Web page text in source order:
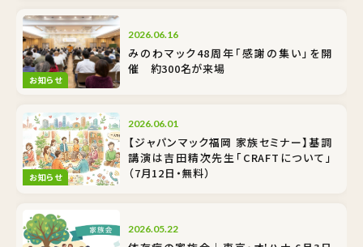
お知らせ
2026.06.16
みのわマック48周年「感謝の集い」を開
催 約300名が来場
お知らせ
2026.06.01
【ジャパンマック福岡 家族セミナー】基調
講演は吉田精次先生「CRAFTについて」
（7月12日・無料）
2026.05.22